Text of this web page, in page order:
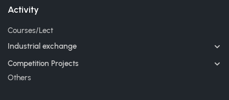
Activity
Courses/Lect
Industrial exchange
Competition Projects
Others